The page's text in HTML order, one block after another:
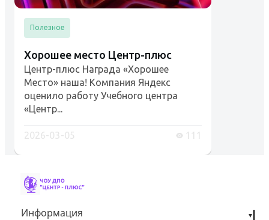
Полезное
Хорошее место Центр-плюс
Центр-плюс Награда «Хорошее
Место» наша! Компания Яндекс
оценило работу Учебного центра
«Центр...
2026-03-05 111
Информация